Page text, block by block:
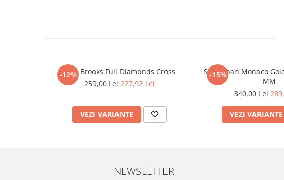
-12%
Lant Brooks Full Diamonds Cross
259,00 Lei227,92 Lei
VEZI VARIANTE
-15%
Set Cuban Monaco
MM
340,00 Lei
VEZI VARIANTE
NEWSLETTER